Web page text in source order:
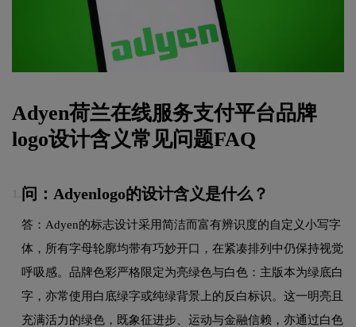
Adyen荷兰在线服务支付平台品牌
logo设计含义常见问题FAQ
问：Adyenlogo的设计含义是什么？
答：Adyen的标志设计采用简洁而富有辨识度的自定义小写字
体，所有字母轮廓均带有巧妙开口，在紧凑排列中仍保持视觉
呼吸感。品牌色彩严格限定为亮绿色与白色：主版本为绿底白
字，亦常使用白底绿字或纯绿背景上的反白标识。这一明亮且
充满活力的绿色，既象征进步、运动与金融信赖，亦通过白色